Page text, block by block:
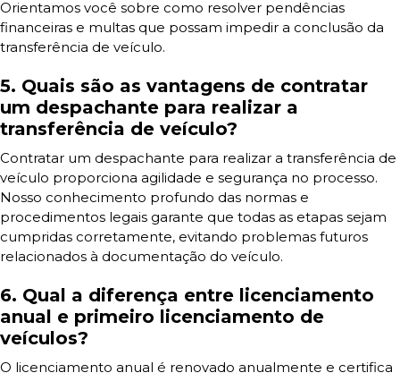
Orientamos você sobre como resolver pendências
financeiras e multas que possam impedir a conclusão da
transferência de veículo.
5. Quais são as vantagens de contratar
um despachante para realizar a
transferência de veículo?
Contratar um despachante para realizar a transferência de
veículo proporciona agilidade e segurança no processo.
Nosso conhecimento profundo das normas e
procedimentos legais garante que todas as etapas sejam
cumpridas corretamente, evitando problemas futuros
relacionados à documentação do veículo.
6. Qual a diferença entre licenciamento
anual e primeiro licenciamento de
veículos?
O licenciamento anual é renovado anualmente e certifica